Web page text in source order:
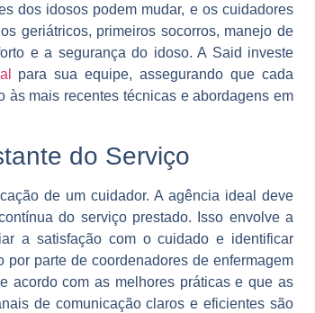
dos idosos podem mudar, e os cuidadores
geriátricos, primeiros socorros, manejo de
e a segurança do idoso. A Said investe
para sua equipe, assegurando que cada
mais recentes técnicas e abordagens em
do Serviço
de um cuidador. A agência ideal deve
do serviço prestado. Isso envolve a
a satisfação com o cuidado e identificar
parte de coordenadores de enfermagem
acordo com as melhores práticas e que as
de comunicação claros e eficientes são